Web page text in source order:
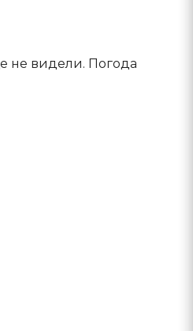
не видели. Погода